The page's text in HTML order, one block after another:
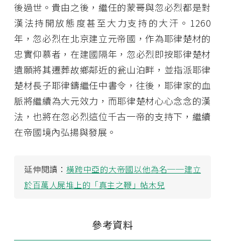
後過世。貴由之後，繼任的蒙哥與忽必烈都是對
漢法持開放態度甚至大力支持的大汗。1260
年，忽必烈在北京建立元帝國，作為耶律楚材的
忠實仰慕者，在建國隔年，忽必烈即按耶律楚材
遺願將其遷葬故鄉鄰近的瓮山泊畔，並指派耶律
楚材長子耶律鑄繼任中書令，往後，耶律家的血
脈將繼續為大元效力，而耶律楚材心心念念的漢
法，也將在忽必烈這位千古一帝的支持下，繼續
在帝國境內弘揚與發展。
延伸閱讀： 橫跨中亞的大帝國以他為名──建立
於百萬人屍堆上的「真主之鞭」帖木兒
參考資料